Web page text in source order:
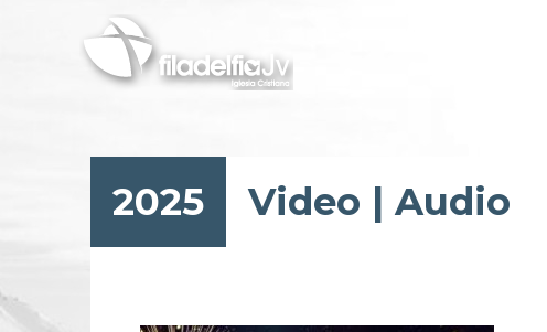
2025 Video | Audio
Pagination